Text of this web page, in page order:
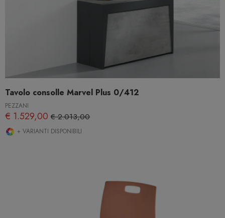
Tavolo consolle Marvel Plus 0/412
PEZZANI
€ 1.529,00 € 2.013,00
+ VARIANTI DISPONIBILI